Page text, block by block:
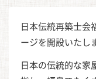
日本伝統再築士会
ージを開設いたし
日本の伝統的な家